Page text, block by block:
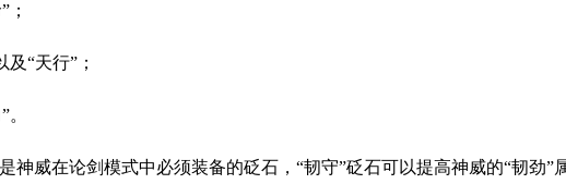
；
“天行”；
神威在论剑模式中必须装备的砭石，“韧守”砭石可以提高神威的“韧劲